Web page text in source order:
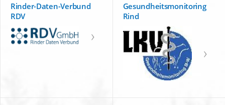
Rinder-Daten-Verbund
RDV
Gesundheitsmonitoring
Rind